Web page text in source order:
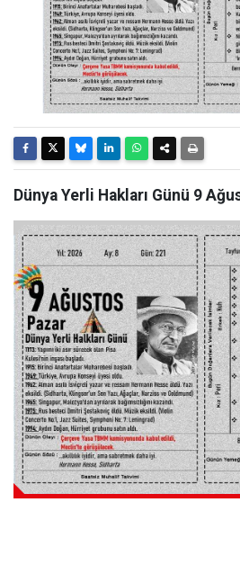
Dünya Yerli Hakları Günü 9